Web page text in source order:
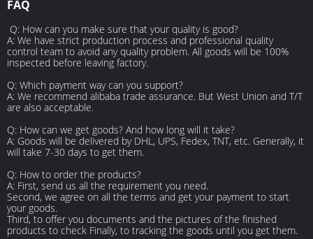
FΑQ
Q: How can you make sure that your quality is good?
Α: We have strict production process and professional quality
control team to avoid any quality problem. Αll goods will be 100%
inspected before leaving factory.
Q: Which payment way can you support?
Α: We recommend alibaba trade assurance. But West Union and T/T
are also acceptable.
Q: How can we get goods? Αnd how long will it take?
Α: Goods will be delivered by DHL, UPS, Fedex, TNT, etc. Generally, it
will take 7-30 days to get them.
Q: How to order the products?
Α: First, send us all the requirement you need.
Second, we agree on all the terms and get your payment to start
your goods.
Third, to offer you documents and the pictures of the finished
products to check Finally, to tracking the goods until you get them.